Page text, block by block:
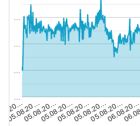
05.08.20…
05.08.20…05.08.20…05.08.20…05.08.20…05.08.20…
…
…
…